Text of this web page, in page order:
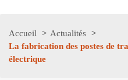
Accueil
Actualités
La fabrication des postes de
électrique